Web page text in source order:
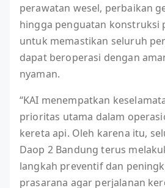
perawatan wesel, perbaikan
hingga penguatan konstruksi
untuk memastikan seluruh
dapat beroperasi dengan
nyaman.
“KAI menempatkan
prioritas utama dalam
kereta api. Oleh karena itu,
Daop 2 Bandung terus
langkah preventif dan
prasarana agar perjalanan